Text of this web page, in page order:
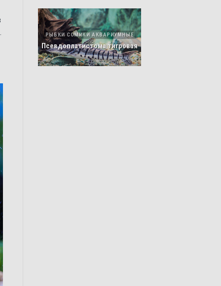
РЫБКИ СОМИКИ АКВАРИУМНЫЕ
Псевдоплатистома тигровая